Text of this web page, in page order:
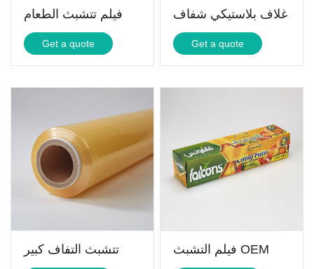
فيلم تتشبث الطعام
Get a quote
غلاف بلاستيكي شفاف
Get a quote
تتشبث التفاف كبير فيلم التشبث OEM